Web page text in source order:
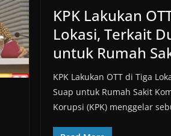
KPK Lakukan
Lokasi, Terkait
untuk Rumah
KPK Lakukan OTT di Tiga
Suap untuk Rumah Sakit
Korupsi (KPK) menggelar